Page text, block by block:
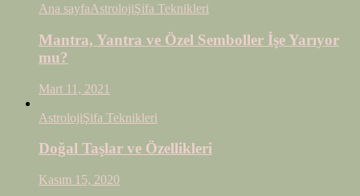
Ana sayfaAstrolojiŞifa Teknikleri
Mantra, Yantra ve Özel Semboller İşe Yarıyor
mu?
Mart 11, 2021
AstrolojiŞifa Teknikleri
Doğal Taşlar ve Özellikleri
Kasım 15, 2020